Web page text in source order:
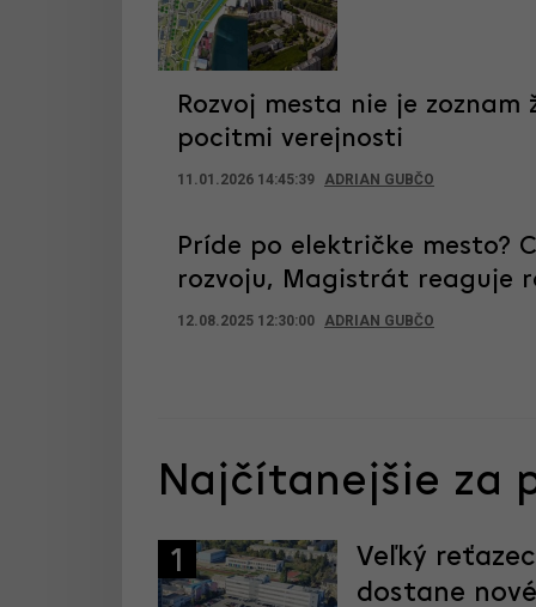
Rozvoj mesta nie je
pocitmi verejnosti
11.01.2026 14:45:39 ADRIAN GUBČO
Príde po električke mesto?
rozvoju, Magistrát reaguje
12.08.2025 12:30:00 ADRIAN GUBČO
Najčítanejšie za
1
Veľký
dostane